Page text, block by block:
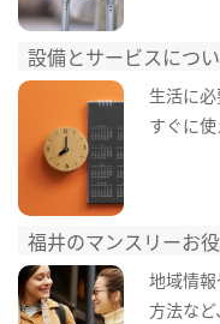
設備とサービスにつ
生活に
すぐに
福井のマンスリーお
地域情
方法な